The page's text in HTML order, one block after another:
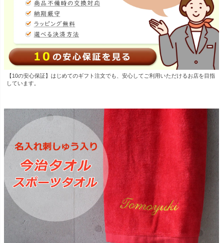
【10の安心保証】はじめてのギフト注文でも、安心してご利用いただけるお店を目指
しています。